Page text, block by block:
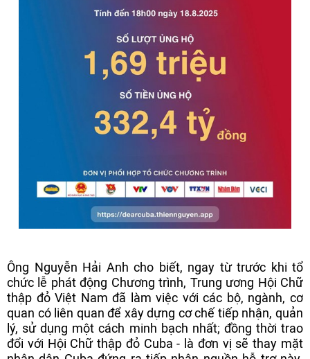
Ông Nguyễn Hải Anh cho biết, ngay từ trước khi tổ
chức lễ phát động Chương trình, Trung ương Hội Chữ
thập đỏ Việt Nam đã làm việc với các bộ, ngành, cơ
quan có liên quan để xây dựng cơ chế tiếp nhận, quản
lý, sử dụng một cách minh bạch nhất; đồng thời trao
đổi với Hội Chữ thập đỏ Cuba - là đơn vị sẽ thay mặt